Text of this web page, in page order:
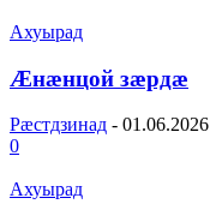
Ахуырад
Æнæнцой зæрдæ
Рæстдзинад - 01.06.2026
0
Ахуырад